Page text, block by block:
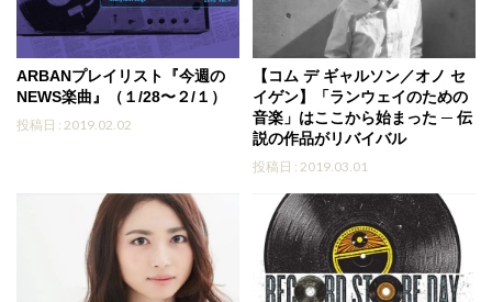
ARBANプレイリスト『今週の
NEWS楽曲』（１/28〜２/１）
投稿日 : 2019.02.02
【コム デ ギャルソン／オノ セ
イゲン】「ランウェイのための
音楽」はここから始まった ─ 伝
説の作品がリバイバル
投稿日 : 2019.03.01